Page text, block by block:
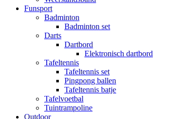
Funsport
Badminton
Badminton set
Darts
Dartbord
Elektronisch dartbord
Tafeltennis
Tafeltennis set
Pingpong ballen
Tafeltennis batje
Tafelvoetbal
Tuintrampoline
Outdoor